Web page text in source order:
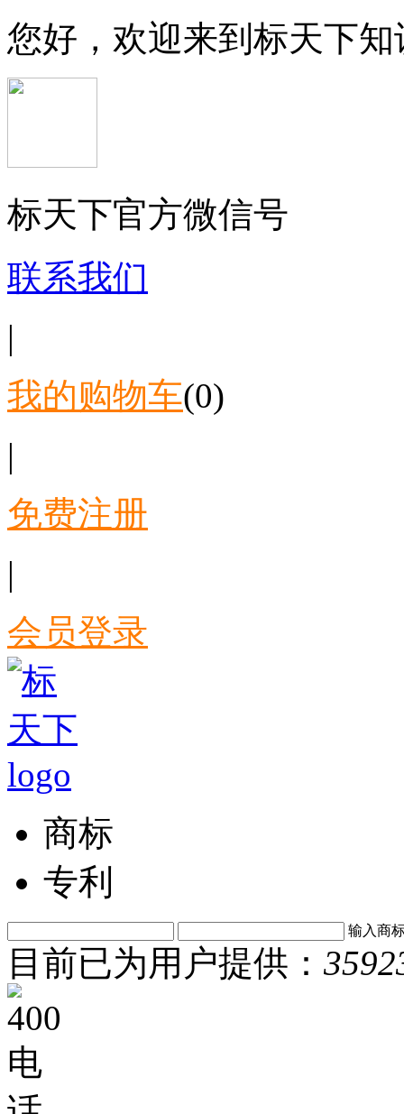
您好，欢迎来到标天下
标天下官方微信号
联系我们
|
我的购物车(0)
|
免费注册
|
会员登录
商标
专利
输入商
目前已为用户提供：